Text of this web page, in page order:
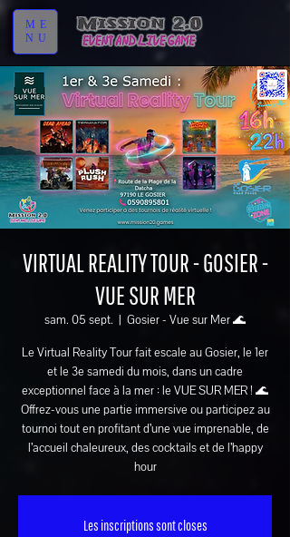
ME
NU
VIRTUAL REALITY TOUR - GOSIER -
VUE SUR MER
sam. 05 sept.
  |
Gosier - Vue sur Mer 🌊
Le Virtual Reality Tour fait escale au Gosier, le 1er
et le 3e samedi du mois, dans un cadre
exceptionnel face à la mer : le VUE SUR MER ! 🌊
Offrez-vous une partie immersive ou participez au
tournoi tout en profitant d’une vue imprenable, de
l’accueil chaleureux, des cocktails et de l’happy
hour
Les inscriptions sont closes